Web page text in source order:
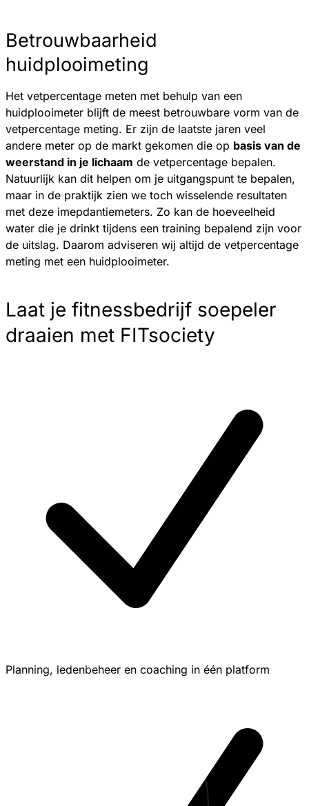
Betrouwbaarheid
huidplooimeting
Het vetpercentage meten met behulp van een
huidplooimeter blijft de meest betrouwbare vorm van de
vetpercentage meting. Er zijn de laatste jaren veel
andere meter op de markt gekomen die op basis van de
weerstand in je lichaam de vetpercentage bepalen.
Natuurlijk kan dit helpen om je uitgangspunt te bepalen,
maar in de praktijk zien we toch wisselende resultaten
met deze imepdantiemeters. Zo kan de hoeveelheid
water die je drinkt tijdens een training bepalend zijn voor
de uitslag. Daarom adviseren wij altijd de vetpercentage
meting met een huidplooimeter.
Laat je fitnessbedrijf soepeler
draaien met FITsociety
Planning, ledenbeheer en coaching in één platform